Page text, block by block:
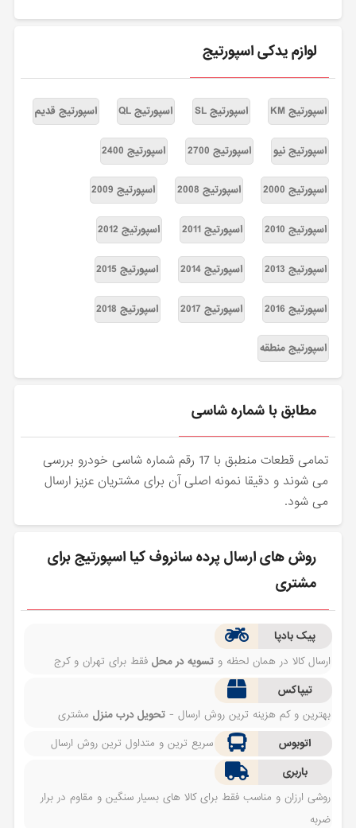
لوازم یدکی اسپورتیج
اسپورتیج KM اسپورتیج SL اسپورتیج QL اسپورتیج قدیم
اسپورتیج نیو اسپورتیج 2700 اسپورتیج 2400
اسپورتیج 2000 اسپورتیج 2008 اسپورتیج 2009
اسپورتیج 2010 اسپورتیج 2011 اسپورتیج 2012
اسپورتیج 2013 اسپورتیج 2014 اسپورتیج 2015
اسپورتیج 2016 اسپورتیج 2017 اسپورتیج 2018
اسپورتیج منطقه
مطابق با شماره شاسی
تمامی قطعات منطبق با 17 رقم شماره شاسی خودرو بررسی
می شوند و دقیقا نمونه اصلی آن برای مشتریان عزیز ارسال
می شود.
روش های ارسال پرده سانروف کیا اسپورتیج برای
مشتری
پیک بادپا
ارسال کالا در همان لحظه وتسویه در محل فقط برای تهران و کرج
تیپاکس
بهترین و کم هزینه ترین روش ارسال -تحویل درب منزل مشتری
اتوبوس
سریع ترین و متداول ترین روش ارسال
باربری
روشی ارزان و مناسب فقط برای کالا های بسیار سنگین و مقاوم در برار
ضربه